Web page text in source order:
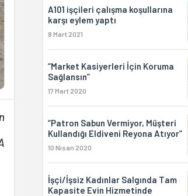
A101 işçileri çalışma koşullarına
karşı eylem yaptı
8 Mart 2021
“Market Kasiyerleri İçin Koruma
Sağlansın”
17 Mart 2020
“Patron Sabun Vermiyor, Müşteri
Kullandığı Eldiveni Reyona Atıyor”
10 Nisan 2020
İşçi/İşsiz Kadınlar Salgında Tam
Kapasite Evin Hizmetinde